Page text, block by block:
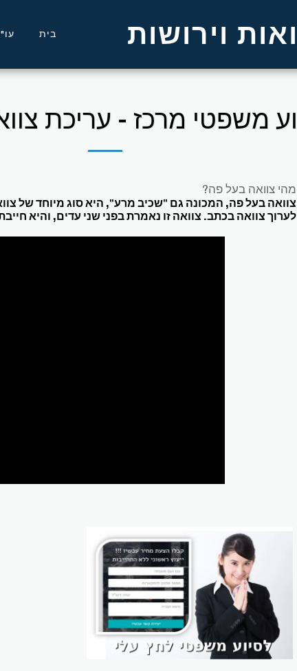
וירושות בית
משפטי מרכז - עריכת
מהי צוואה בעל פה?
צוואה בעל פה, המכונה גם "שכיב מרע", היא סוג מיוחד של
לערוך צוואה בכתב. צוואה זו נאמרת בפני שני עדים, והיא